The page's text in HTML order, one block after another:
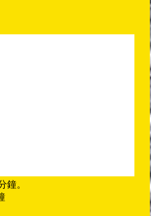
鐘。